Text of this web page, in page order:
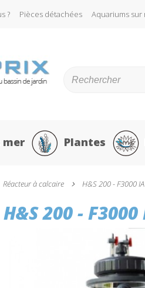
? Pièces détachées Aquariums sur
mer Plantes
Réacteur à calcaire H&S 200 - F3000
H&S 200 - F3000